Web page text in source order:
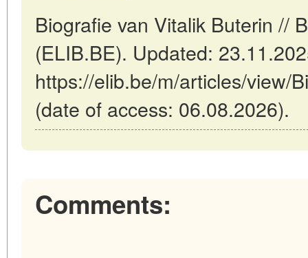
Biografie van Vitalik Buterin //
(ELIB.BE). Updated:
https://elib.be/m/articles/view/
(date of access: 06.08.2026).
Comments: